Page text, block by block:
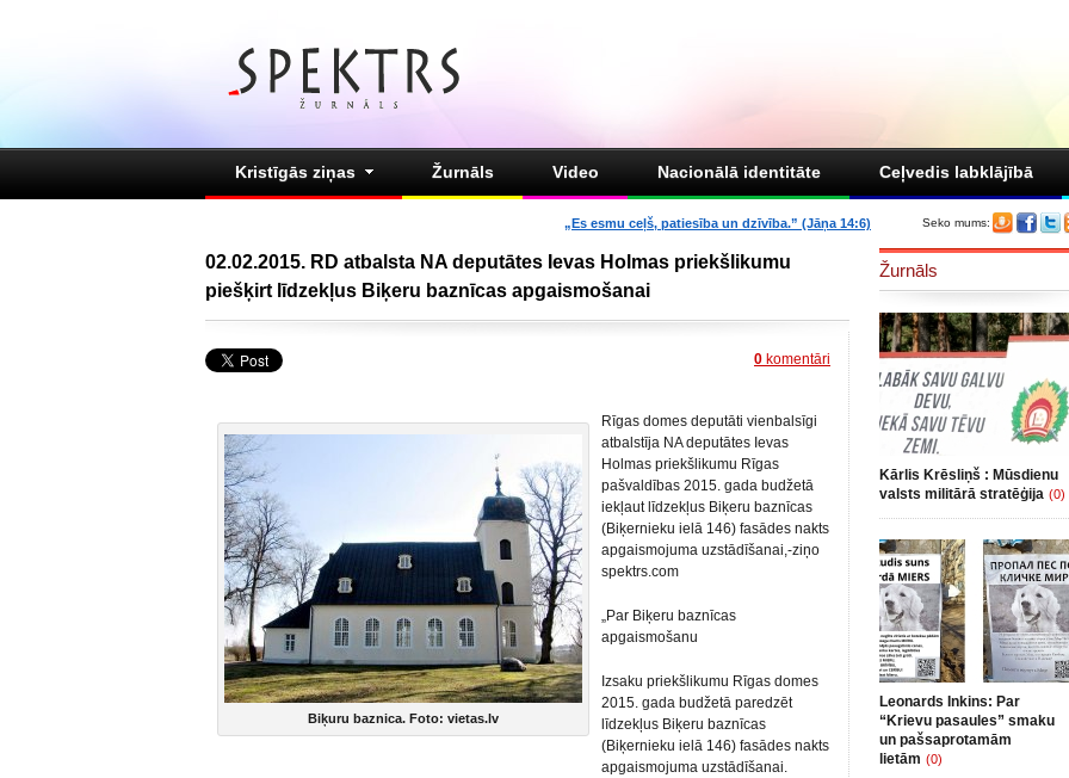
Kristīgās ziņas Žurnāls Video Nacionālā identitāte Ceļvedis labklājībā
Seko mums:
„Es esmu ceļš, patiesība un dzīvība.” (Jāņa 14:6)
02.02.2015. RD atbalsta NA deputātes Ievas Holmas priekšlikumu
piešķirt līdzekļus Biķeru baznīcas apgaismošanai
0 komentāri
Biķuru baznica. Foto: vietas.lv
Rīgas domes deputāti vienbalsīgi
atbalstīja NA deputātes Ievas
Holmas priekšlikumu Rīgas
pašvaldības 2015. gada budžetā
iekļaut līdzekļus Biķeru baznīcas
(Biķernieku ielā 146) fasādes nakts
apgaismojuma uzstādīšanai,-ziņo
spektrs.com
„Par Biķeru baznīcas
apgaismošanu
Izsaku priekšlikumu Rīgas domes
2015. gada budžetā paredzēt
līdzekļus Biķeru baznīcas
(Biķernieku ielā 146) fasādes nakts
apgaismojuma uzstādīšanai.
Žurnāls
Kārlis Krēsliņš : Mūsdienu
valsts militārā stratēģija (0)
Leonards Inkins: Par
“Krievu pasaules” smaku
un pašsaprotamām
lietām (0)